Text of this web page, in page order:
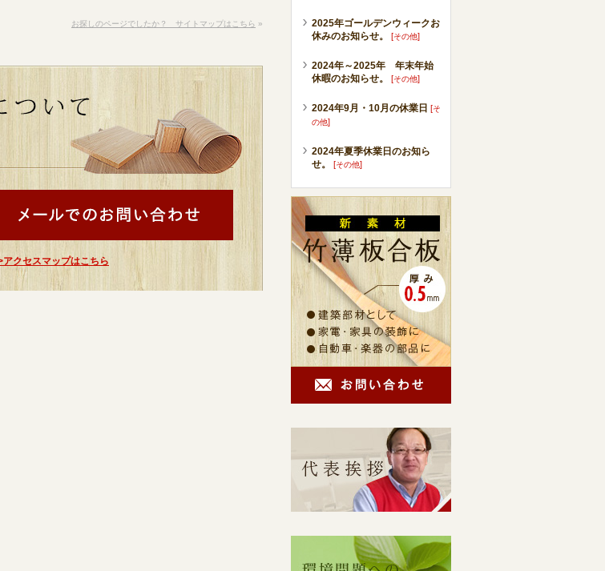
お探しのページでしたか？ サイトマップはこちら »
アクセスマップはこちら
2025年ゴールデンウィークお
休みのお知らせ。
[その他]
2024年～2025年 年末年始
休暇のお知らせ。
[その他]
2024年9月・10月の休業日 [そ
の他]
2024年夏季休業日のお知ら
せ。
[その他]